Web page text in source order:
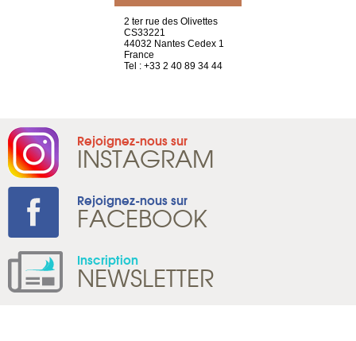
2 ter rue des Olivettes
CS33221
44032 Nantes Cedex 1
France
Tel : +33 2 40 89 34 44
Rejoignez-nous sur
INSTAGRAM
Rejoignez-nous sur
FACEBOOK
Inscription
NEWSLETTER